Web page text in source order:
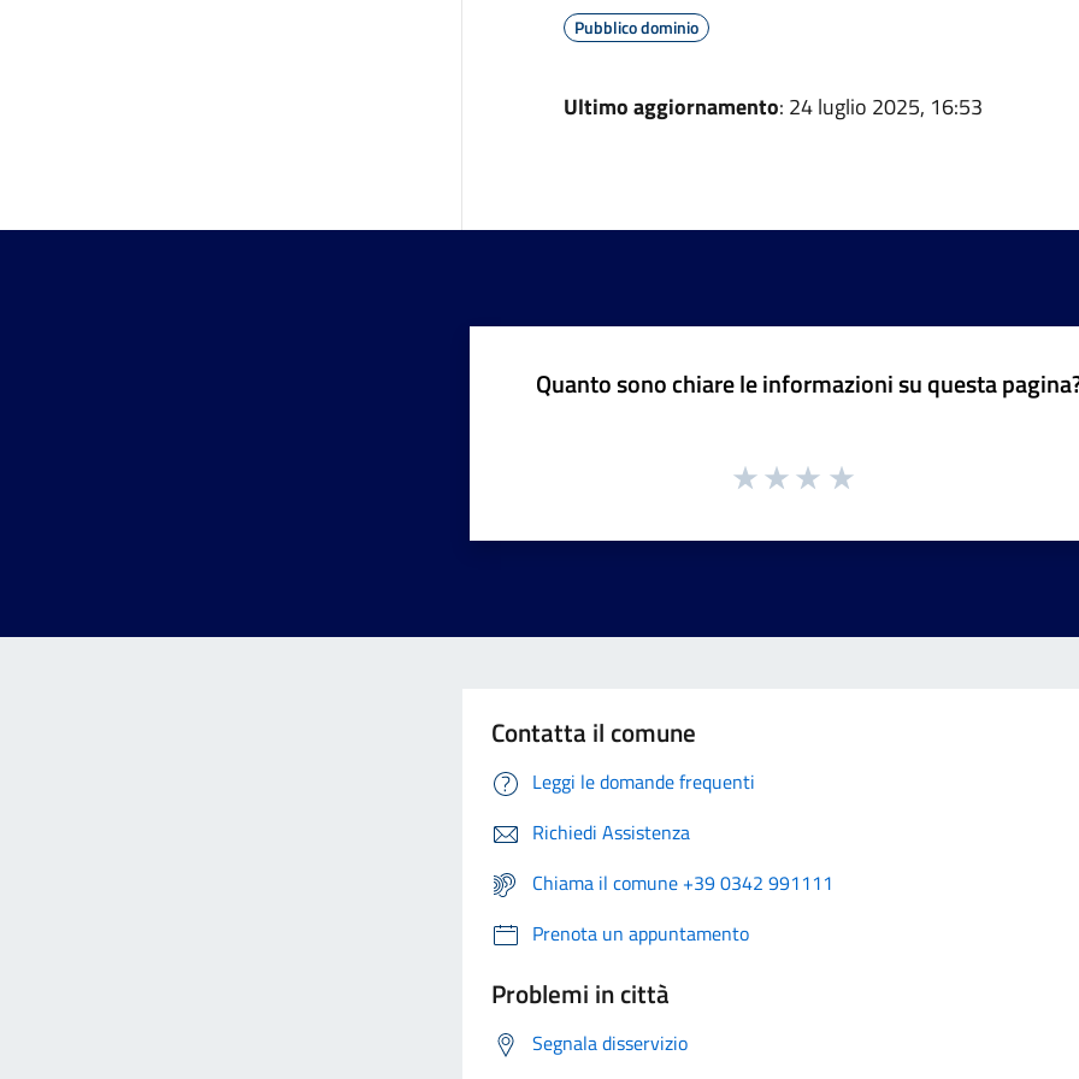
Pubblico dominio
Ultimo aggiornamento: 24 luglio 2025, 16:53
Quanto sono chiare le informazioni su questa
Contatta il comune
Leggi le domande frequenti
Richiedi Assistenza
Chiama il comune +39 0342 991111
Prenota un appuntamento
Problemi in città
Segnala disservizio